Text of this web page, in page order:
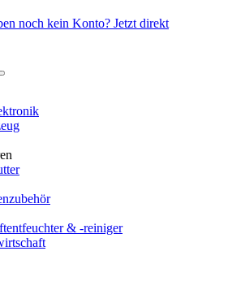
noch kein Konto? Jetzt direkt
& -reiniger